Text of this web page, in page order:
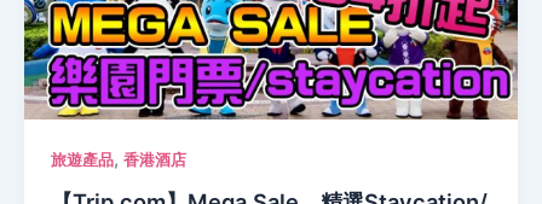
旅遊產品, 香港酒店